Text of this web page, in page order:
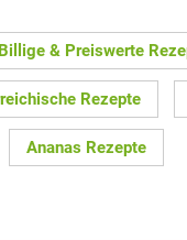
Billige & Preiswerte
Rezepte
Ananas Rezepte